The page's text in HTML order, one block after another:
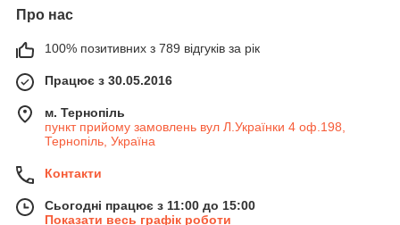
Про нас
100% позитивних з 789 відгуків за рік
Працює з 30.05.2016
м. Тернопіль
пункт прийому замовлень вул Л.Українки 4 оф.198,
Тернопіль, Україна
Контакти
Сьогодні працює з 11:00 до 15:00
Показати весь графік роботи